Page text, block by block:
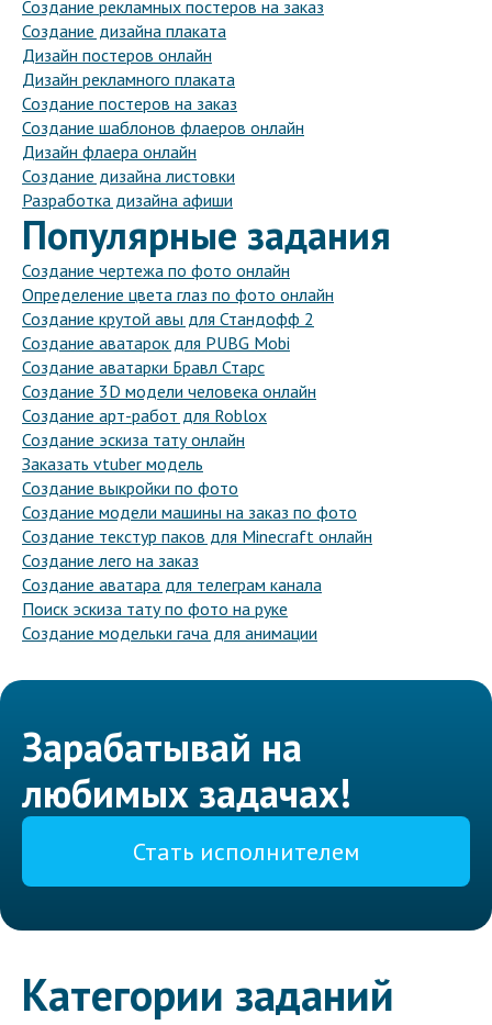
Создание рекламных постеров на заказ
Создание дизайна плаката
Дизайн постеров онлайн
Дизайн рекламного плаката
Создание постеров на заказ
Создание шаблонов флаеров онлайн
Дизайн флаера онлайн
Создание дизайна листовки
Разработка дизайна афиши
Популярные задания
Создание чертежа по фото онлайн
Определение цвета глаз по фото онлайн
Создание крутой авы для Стандофф 2
Создание аватарок для PUBG Mobi
Создание аватарки Бравл Старс
Создание 3D модели человека онлайн
Создание арт-работ для Roblox
Создание эскиза тату онлайн
Заказать vtuber модель
Создание выкройки по фото
Создание модели машины на заказ по фото
Создание текстур паков для Minecraft онлайн
Создание лего на заказ
Создание аватара для телеграм канала
Поиск эскиза тату по фото на руке
Создание модельки гача для анимации
Зарабатывай на
любимых задачах!
Стать исполнителем
Категории заданий